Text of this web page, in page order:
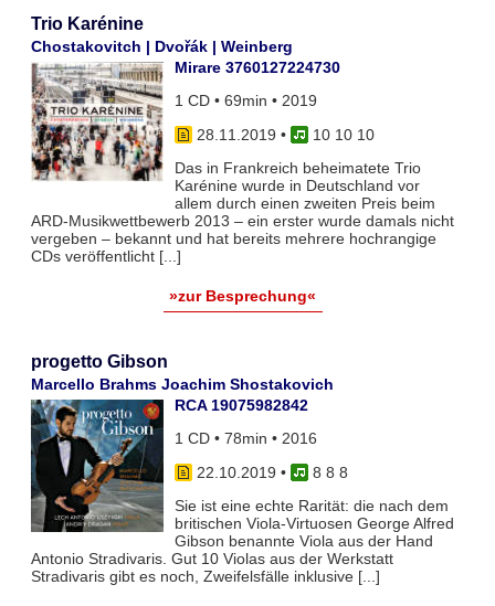
Trio Karénine
Chostakovitch | Dvořák | Weinberg
Mirare 3760127224730
1 CD • 69min • 2019
28.11.2019 •
10 10 10
Das in Frankreich beheimatete Trio
Karénine wurde in Deutschland vor
allem durch einen zweiten Preis beim
ARD-Musikwettbewerb 2013 – ein erster wurde damals nicht
vergeben – bekannt und hat bereits mehrere hochrangige
CDs veröffentlicht [...]
»zur Besprechung«
progetto Gibson
Marcello Brahms Joachim Shostakovich
RCA 19075982842
1 CD • 78min • 2016
22.10.2019 •
8 8 8
Sie ist eine echte Rarität: die nach dem
britischen Viola-Virtuosen George Alfred
Gibson benannte Viola aus der Hand
Antonio Stradivaris. Gut 10 Violas aus der Werkstatt
Stradivaris gibt es noch, Zweifelsfälle inklusive [...]